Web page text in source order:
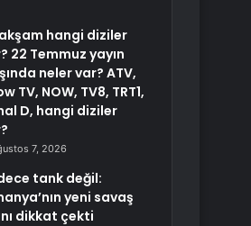
hangi diziler
22 Temmuz yayın
neler var? ATV,
TV, NOW, TV8, TRT1,
D, hangi diziler
7, 2026
tank değil:
yeni savaş
dikkat çekti